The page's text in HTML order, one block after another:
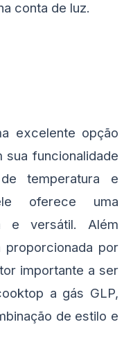
conta de luz.
excelente opção
sua funcionalidade
temperatura e
oferece uma
e versátil. Além
proporcionada por
importante a ser
a gás GLP,
de estilo e